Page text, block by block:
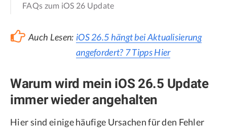
FAQs zum iOS 26 Update
Auch Lesen: iOS 26.5 hängt bei Aktualisierung
angefordert? 7 Tipps Hier
Warum wird mein iOS 26.5 Update
immer wieder angehalten
Hier sind einige häufige Ursachen für den Fehler